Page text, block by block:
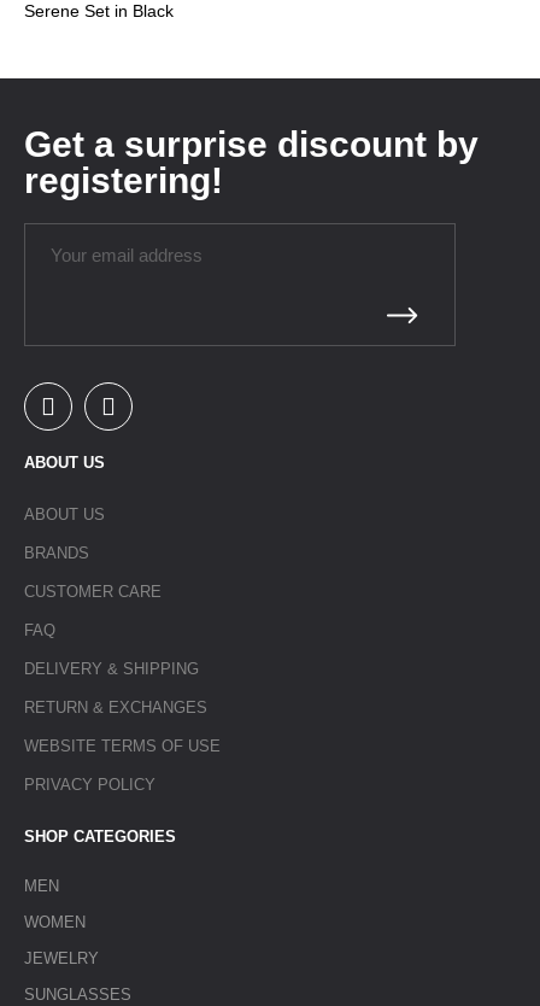
Serene Set in Black
Get a surprise discount by
registering!
ABOUT US
ABOUT US
BRANDS
CUSTOMER CARE
FAQ
DELIVERY & SHIPPING
RETURN & EXCHANGES
WEBSITE TERMS OF USE
PRIVACY POLICY
SHOP CATEGORIES
MEN
WOMEN
JEWELRY
SUNGLASSES